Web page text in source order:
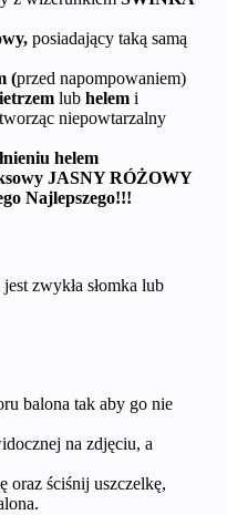
posiadający taką samą
(przed napompowaniem)
lub helem i
niepowtarzalny
helem
JASNY RÓŻOWY
Najlepszego!!!
zwykła słomka lub
balona tak aby go nie
na zdjęciu, a
oraz ściśnij uszczelkę,